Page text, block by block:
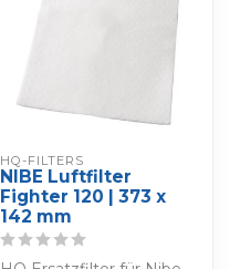
HQ-FILTERS
NIBE Luftfilter
Fighter 120 | 373 x
142 mm